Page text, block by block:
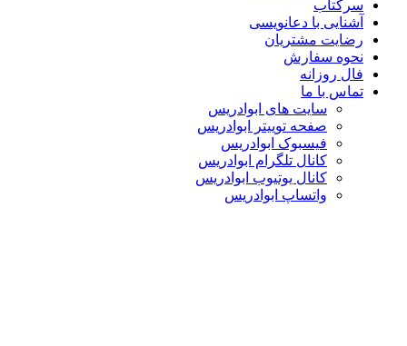
سرکتاب
آشنایی با دعانویسی
رضایت مشتریان
نحوه سفارش
فال روزانه
تماس با ما
سایت های ابوادریس
صفحه توییتر ابوادریس
فیسبوک ابوادریس
کانال تلگرام ابوادریس
کانال یوتیوب ابوادریس
واتساپ ابوادریس